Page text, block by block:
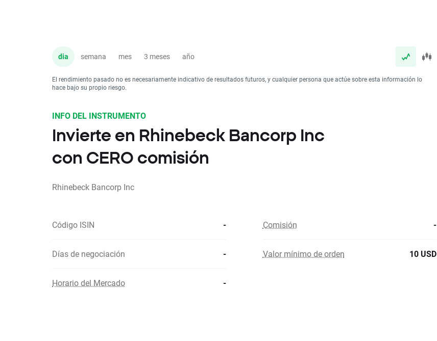
dia semana mes 3 meses año
El rendimiento pasado no es necesariamente indicativo de resultados futuros, y cualquier persona que actúe sobre esta información lo
hace bajo su propio riesgo.
INFO DEL INSTRUMENTO
Invierte en Rhinebeck Bancorp Inc
con CERO comisión
Rhinebeck Bancorp Inc
Código ISIN - Comisión -
Días de negociación - Valor mínimo de orden 10 USD
Horario del Mercado -